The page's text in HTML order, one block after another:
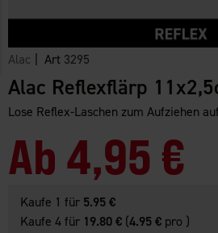
Alac | Art 3295
Alac Reflexflärp
Lose Reflex-Laschen zum Aufziehen
Ab 4,95 €
Kaufe 1 für 5.95 €
Kaufe 4 für 19.80 € (4.95 € pro )